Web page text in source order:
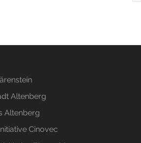
Altenberg
Altenberg
Cinovec